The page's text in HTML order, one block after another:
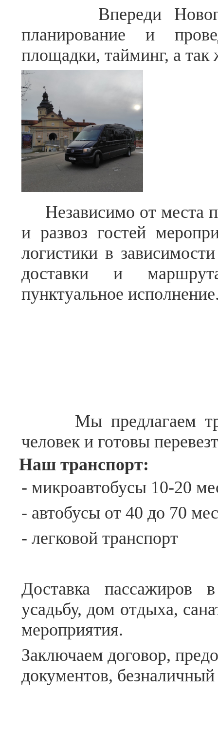
Впереди
планирование и
площадки, тайминг, а так
Независимо от места
и развоз гостей
логистики в
доставки и
пунктуальное
Мы предлагаем
человек и готовы
Наш транспорт:
- микроавтобусы 10-20
- автобусы от 40 до 70
- легковой транспорт
Доставка пассажиров
усадьбу, дом отдыха,
мероприятия.
Заключаем договор,
документов, безналичный